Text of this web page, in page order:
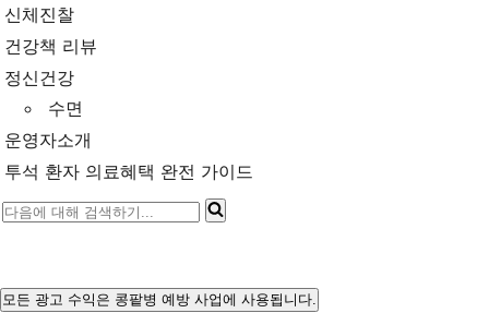
신체진찰
건강책 리뷰
정신건강
수면
운영자소개
투석 환자 의료혜택 완전 가이드
다
대
모든 광고 수익은 콩팥병 예방 사업에 사용됩니다.